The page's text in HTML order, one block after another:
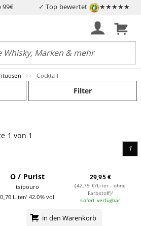
99€ ✓ Top bewertet ★★★★★
Cocktail
Filter
1 von 1
1
O / Purist
tsipouro
0,70 Liter/ 42.0% vol
29,95 €
(42,79 €/Liter - ohne
Farbstoff)¹
sofort verfügbar
in den Warenkorb